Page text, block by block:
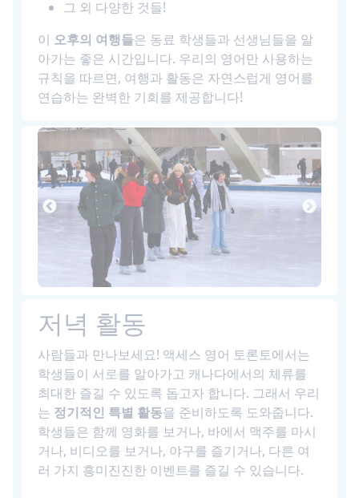
그 외 다양한 것들!
이 오후의 여행들은 동료 학생들과 선생님들을 알
아가는 좋은 시간입니다. 우리의 영어만 사용하는
규칙을 따르면, 여행과 활동은 자연스럽게 영어를
연습하는 완벽한 기회를 제공합니다!
저녁 활동
사람들과 만나보세요! 액세스 영어 토론토에서는
학생들이 서로를 알아가고 캐나다에서의 체류를
최대한 즐길 수 있도록 돕고자 합니다. 그래서 우리
는 정기적인 특별 활동을 준비하도록 도와줍니다.
학생들은 함께 영화를 보거나, 바에서 맥주를 마시
거나, 비디오를 보거나, 야구를 즐기거나, 다른 여
러 가지 흥미진진한 이벤트를 즐길 수 있습니다.